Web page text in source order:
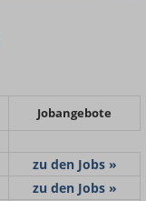
Jobangebote
zu den Jobs »
zu den Jobs »